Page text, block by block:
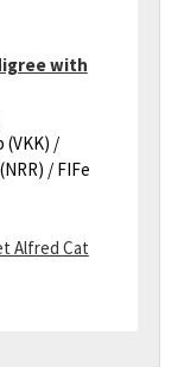
with
(VKK) /
/ FIFe
Alfred Cat